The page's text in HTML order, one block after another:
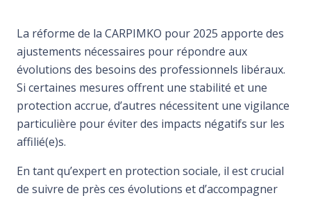
La réforme de la CARPIMKO pour 2025 apporte des
ajustements nécessaires pour répondre aux
évolutions des besoins des professionnels libéraux.
Si certaines mesures offrent une stabilité et une
protection accrue, d’autres nécessitent une vigilance
particulière pour éviter des impacts négatifs sur les
affilié(e)s.
En tant qu’expert en protection sociale, il est crucial
de suivre de près ces évolutions et d’accompagner